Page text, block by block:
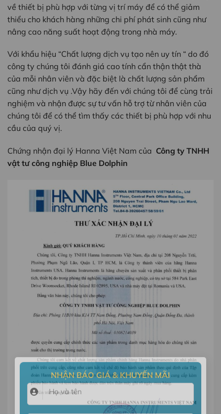
NHẬN BÁO GIÁ & KHUYẾN MÃI ×
về thiết bị phù hợp với từng vị trí máy để có thể giảm
thiểu cho khách hàng những chi phí phát sinh cũng như
nâng cao năng suất hoạt động trong nhà máy.
Với khẩu hiệu “Chất lượng dịch vụ tạo nên uy tín “ do đó
công ty chúng tôi đánh giá cao tính cẩn thận thật thà
của mỗi nhân viên và đặc biệt là chất lượng sản phẩm
cũng như dịch vụ .Vậy hãy đến với chúng tôi để cùng trải
nghiệm và nhận được sự tư vấn hỗ trợ từ nhân viên của
chúng tôi để có thể tìm thấy các thiết bị phù hợp với nhu
cầu của quý vị.
Chứng nhận đại lý Hanna Việt Nam của Công ty TNHH
vật tư công nghiệp Blue Dolphin